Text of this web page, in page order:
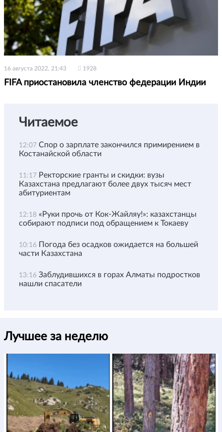
16 августа 2022, 21:43 1928
FIFA приостановила членство федерации Индии
Читаемое
12:07 Спор о зарплате закончился примирением в
Костанайской области
11:17 Ректорские гранты и скидки: вузы
Казахстана предлагают более двух тысяч мест
абитуриентам
12:18 «Руки прочь от Кок-Жайляу!»: казахстанцы
собирают подписи под обращением к Токаеву
10:16 Погода без осадков ожидается на большей
части Казахстана
13:16 Заблудившихся в горах Алматы подростков
нашли спасатели
Лучшее за неделю